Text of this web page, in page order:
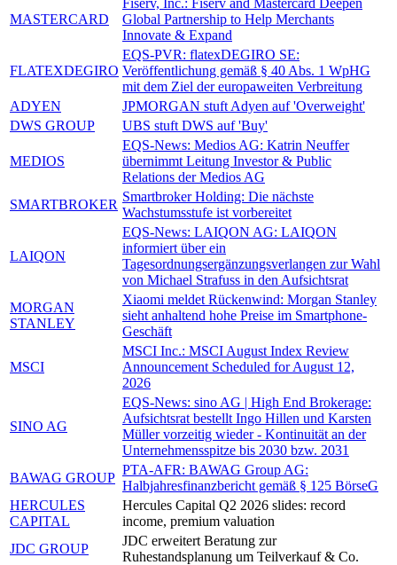
MASTERCARD
Global Partnership to Help Merchants
Innovate & Expand
FLATEXDEGIRO
EQS-PVR: flatexDEGIRO SE:
Veröffentlichung gemäß § 40 Abs. 1 WpHG
mit dem Ziel der europaweiten Verbreitung
ADYEN
JPMORGAN stuft Adyen auf 'Overweight'
DWS GROUP
UBS stuft DWS auf 'Buy'
MEDIOS
EQS-News: Medios AG: Katrin Neuffer
übernimmt Leitung Investor & Public
Relations der Medios AG
SMARTBROKER
Smartbroker Holding: Die nächste
Wachstumsstufe ist vorbereitet
LAIQON
EQS-News: LAIQON AG: LAIQON
informiert über ein
Tagesordnungsergänzungsverlangen zur Wahl
von Michael Strafuss in den Aufsichtsrat
MORGAN
STANLEY
Xiaomi meldet Rückenwind: Morgan Stanley
sieht anhaltend hohe Preise im Smartphone-
Geschäft
MSCI
MSCI Inc.: MSCI August Index Review
Announcement Scheduled for August 12,
2026
SINO AG
EQS-News: sino AG | High End Brokerage:
Aufsichtsrat bestellt Ingo Hillen und Karsten
Müller vorzeitig wieder - Kontinuität an der
Unternehmensspitze bis 2030 bzw. 2031
BAWAG GROUP
PTA-AFR: BAWAG Group AG:
Halbjahresfinanzbericht gemäß § 125 BörseG
HERCULES
CAPITAL
Hercules Capital Q2 2026 slides: record
income, premium valuation
JDC GROUP
JDC erweitert Beratung zur
Ruhestandsplanung um Teilverkauf & Co.